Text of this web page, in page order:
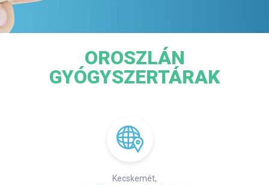
OROSZLÁN
GYÓGYSZERTÁRAK
Kecskemét,